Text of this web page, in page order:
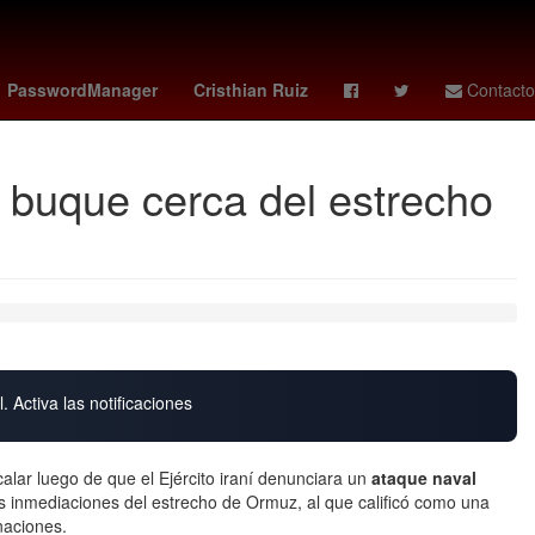
PasswordManager Cristhian Ruiz Contacto
- tigres James Gunn Perú Brasil
cerca del estrecho
Activa las notificaciones
luego de que el Ejército iraní denunciara un ataque naval
del estrecho de Ormuz, al que calificó como una